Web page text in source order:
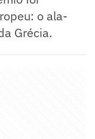
o ala-
Grécia.